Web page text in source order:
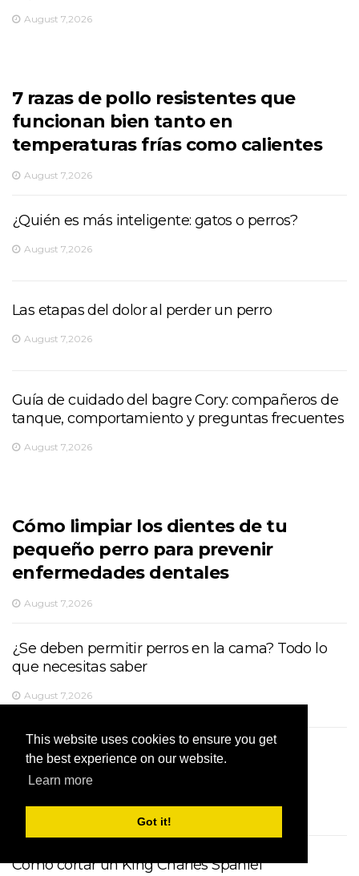
This website uses cookies to ensure you get
the best experience on our website.
Learn more
Got it!
August 7,2026
7 razas de pollo resistentes que
funcionan bien tanto en
temperaturas frías como calientes
August 7,2026
¿Quién es más inteligente: gatos o perros?
August 7,2026
Las etapas del dolor al perder un perro
August 7,2026
Guía de cuidado del bagre Cory: compañeros de
tanque, comportamiento y preguntas frecuentes
August 7,2026
Cómo limpiar los dientes de tu
pequeño perro para prevenir
enfermedades dentales
August 7,2026
¿Se deben permitir perros en la cama? Todo lo
que necesitas saber
August 7,2026
Cómo cuidar a los hámsteres de mascotas:
comportamiento, dieta, vivienda y más
Cómo cortar un King Charles Spaniel